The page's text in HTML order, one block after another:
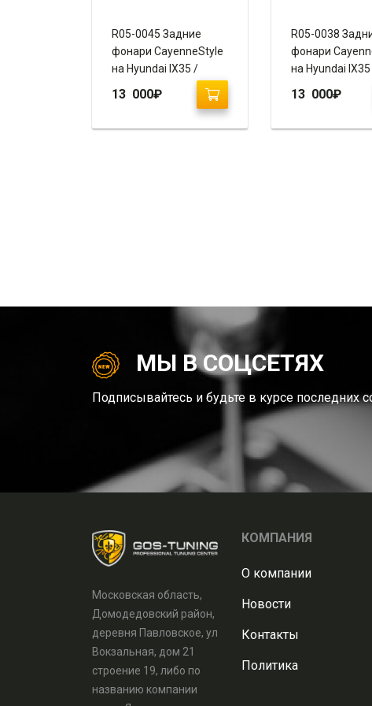
R05-0045 Задние
фонари CayenneStyle
на Hyundai IX35 /
Tucson (красный
13 000₽
R05-0038
фонари
на Hyundai
(тонированный
13 000₽
МЫ В СОЦСЕТЯХ
Подписывайтесь и будьте в курсе последних
Московская область,
Домодедовский район,
деревня Павловское, ул
Вокзальная, дом 21
строение 19, либо по
названию компании
КОМПАНИЯ
О компании
Новости
Контакты
Политика